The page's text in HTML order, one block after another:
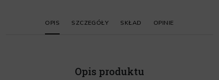
OPIS SZCZEGÓŁY SKŁAD OPINIE
Opis produktu